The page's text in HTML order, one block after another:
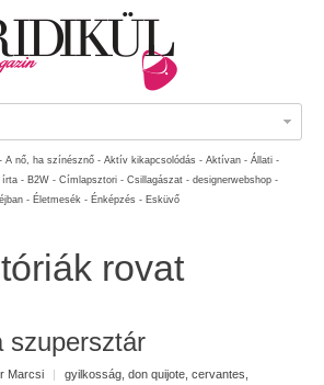
A nő, ha színésznő - Aktív kikapcsolódás - Aktívan - Állati -
írta - B2W - Címlapsztori - Csillagászat - designerwebshop -
- Életmesék - Énképzés - Esküvő
rovat
szupersztár
Marcsi | gyilkosság don quijote cervantes